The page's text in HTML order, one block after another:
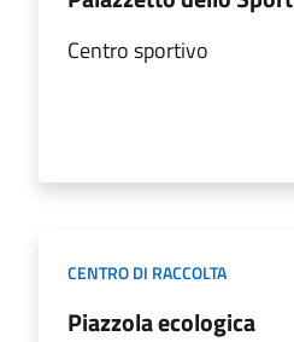
Centro sportivo
CENTRO DI RACCOLTA
Piazzola ecologica